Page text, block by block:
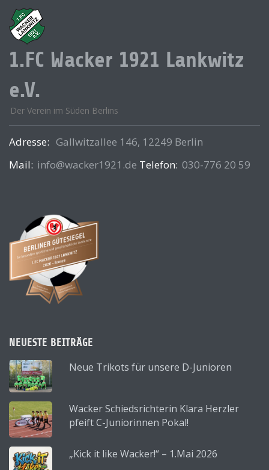
1.FC Wacker 1921 Lankwitz
e.V.
Der Verein im Süden Berlins
Adresse: Gallwitzallee 146, 12249 Berlin
Mail: info@wacker1921.de Telefon: 030-776 20 59
NEUESTE BEITRÄGE
Neue Trikots für unsere D-Junioren
Wacker Schiedsrichterin Klara Herzler
pfeift C-Juniorinnen Pokal!
„Kick it like Wacker!“ – 1.Mai 2026